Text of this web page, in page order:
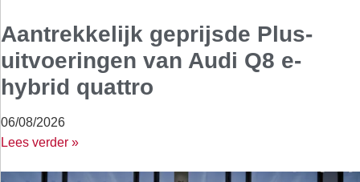
Aantrekkelijk geprijsde Plus-
uitvoeringen van Audi Q8 e-
hybrid quattro
06/08/2026
Lees verder »